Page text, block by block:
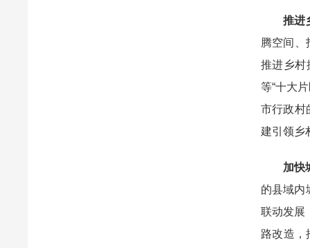
推进
腾空间、
推进乡村
等“十大
市行政村
建引领乡
加快
的县域内
联动发展
路改造，